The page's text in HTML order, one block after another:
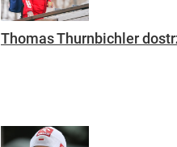
Thomas Thurnbichler